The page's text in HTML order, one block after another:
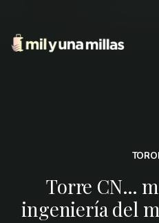
Torre CN…
ingeniería del